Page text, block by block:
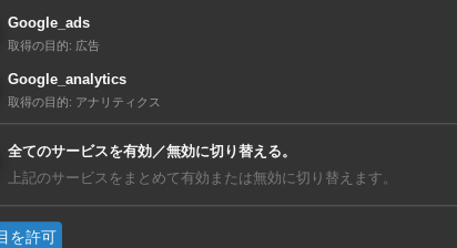
んでいるミャンマー人労働者だった。男性の友
で友人と飲酒していたとのこと。翌朝になって
ことを知ったという。（4月19日＝マティショ
登録で、記事の続きをご覧になれま
Google_ads
取得の目的: 広告
Google_analytics
取得の目的: アナリティクス
全てのサービスを有効／無効に切り替える。
上記のサービスをまとめて有効または無効に切り替えます。
を許可